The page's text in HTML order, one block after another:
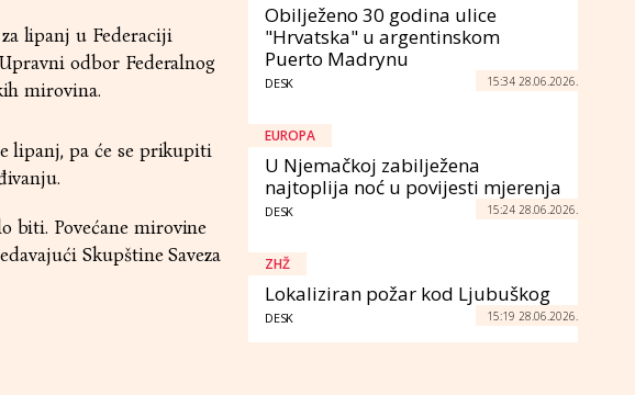
lipanj u Federaciji
odbor Federalnog
mirovina.
lipanj, pa će se prikupiti
biti. Povećane mirovine
Skupštine Saveza
Obilježeno 30 godina ulice
"Hrvatska" u argentinskom
Puerto Madrynu
DESK 15:34 28.06.2026.
EUROPA
U Njemačkoj zabilježena
najtoplija noć u povijesti mjerenja
DESK 15:24 28.06.2026.
ZHŽ
Lokaliziran požar kod Ljubuškog
DESK 15:19 28.06.2026.